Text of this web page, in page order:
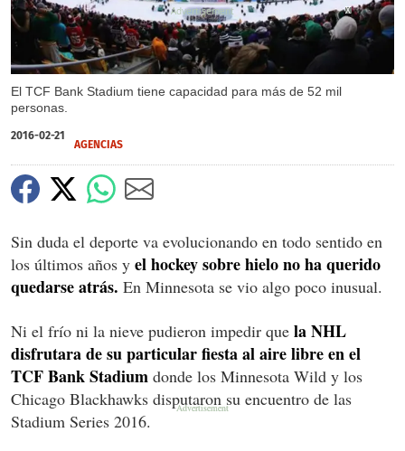
El TCF Bank Stadium tiene capacidad para más de 52 mil
personas.
X
X
X
2016-02-21
AGENCIAS
Sin duda el deporte va evolucionando en todo sentido en
los últimos años y el hockey sobre hielo no ha querido
quedarse atrás. En Minnesota se vio algo poco inusual.
Ni el frío ni la nieve pudieron impedir que la NHL
disfrutara de su particular fiesta al aire libre en el
TCF Bank Stadium donde los Minnesota Wild y los
Chicago Blackhawks disputaron su encuentro de las
Stadium Series 2016.